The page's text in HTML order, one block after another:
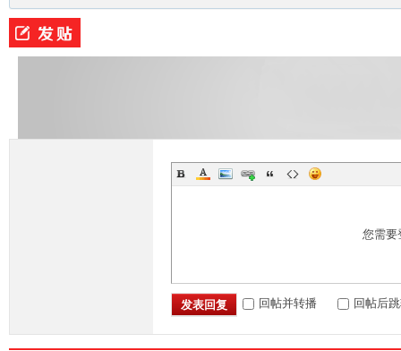
您需要
发表回复 回帖并转播 回帖后